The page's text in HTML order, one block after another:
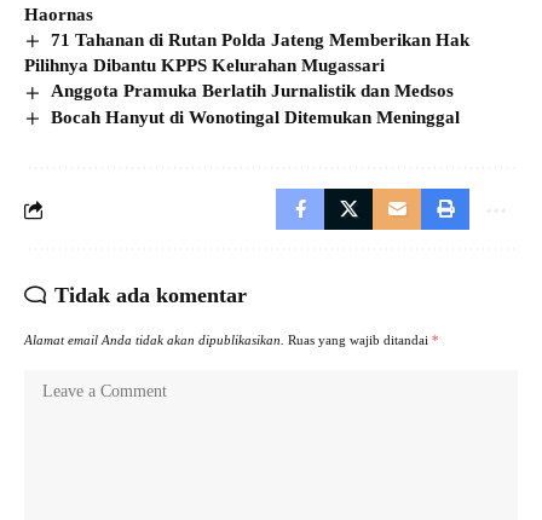
Haornas
71 Tahanan di Rutan Polda Jateng Memberikan Hak
Pilihnya Dibantu KPPS Kelurahan Mugassari
Anggota Pramuka Berlatih Jurnalistik dan Medsos
Bocah Hanyut di Wonotingal Ditemukan Meninggal
Tidak ada komentar
Alamat email Anda tidak akan dipublikasikan. Ruas yang wajib ditandai *